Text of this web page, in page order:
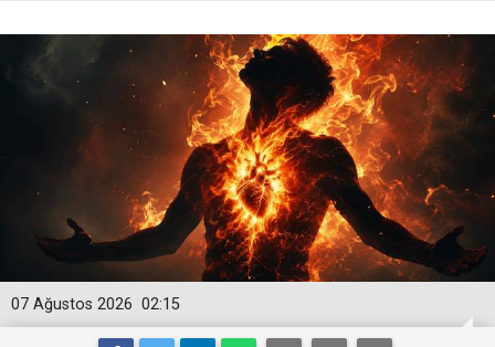
02:15
07 Ağustos 2026